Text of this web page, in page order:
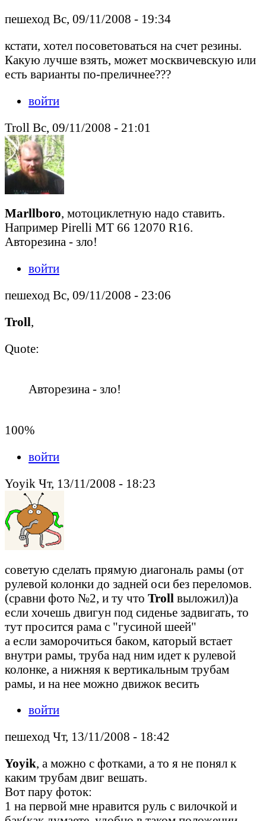
пешеход Вс, 09/11/2008 - 19:34
кстати, хотел посоветоваться на счет резины.
Какую лучше взять, может москвичевскую или
есть варианты по-преличнее???
войти
Troll Вс, 09/11/2008 - 21:01
Marllboro, мотоциклетную надо ставить.
Например Pirelli MT 66 12070 R16.
Авторезина - зло!
войти
пешеход Вс, 09/11/2008 - 23:06
Troll,
Quote:
Авторезина - зло!
100%
войти
Yoyik Чт, 13/11/2008 - 18:23
советую сделать прямую диагональ рамы (от
рулевой колонки до задней оси без переломов.
(сравни фото №2, и ту что Troll выложил))а
если хочешь двигун под сиденье задвигать, то
тут просится рама с "гусиной шеей"
а если заморочиться баком, каторый встает
внутри рамы, труба над ним идет к рулевой
колонке, а нижняя к вертикальным трубам
рамы, и на нее можно движок весить
войти
пешеход Чт, 13/11/2008 - 18:42
Yoyik, а можно с фотками, а то я не понял к
каким трубам двиг вешать.
Вот пару фоток:
1 на первой мне нравится руль с вилочкой и